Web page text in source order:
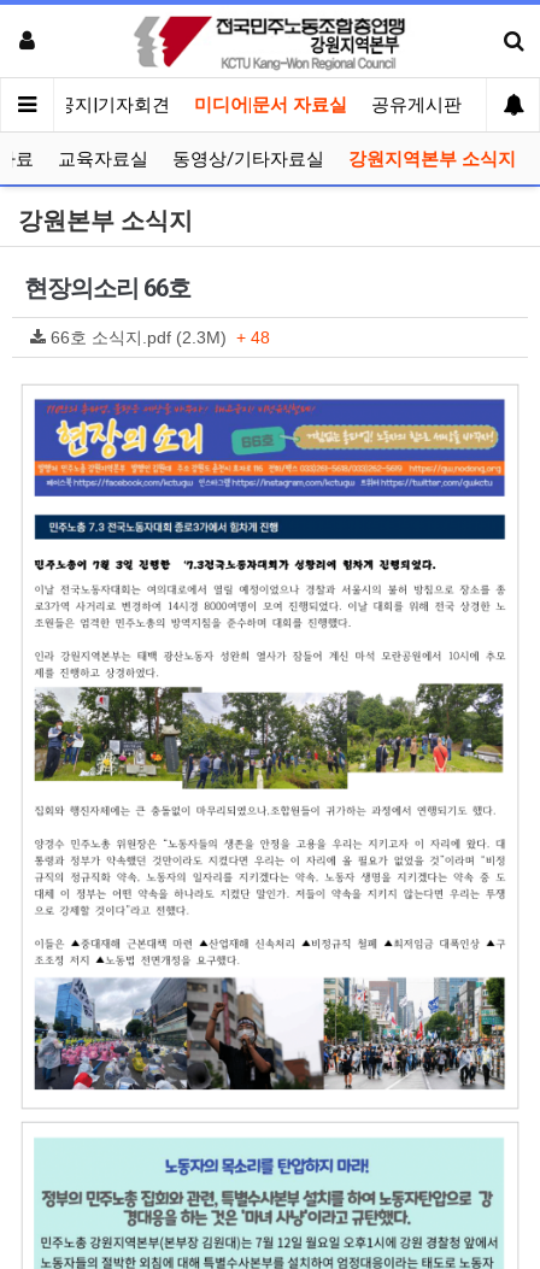
인 공지|기자회견 미디어|문서 자료실 공유게시판 선거
료 교육자료실 동영상/기타자료실 강원지역본부 소식지
강원본부 소식지
현장의소리 66호
66호 소식지.pdf (2.3M) + 48